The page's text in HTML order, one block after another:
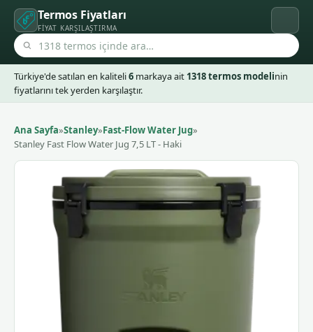
Termos Fiyatları
FIYAT KARŞILAŞTIRMA
Türkiye'de satılan en kaliteli6 markaya ait 1318 termos modelinin
fiyatlarını tek yerden karşılaştır.
Ana Sayfa»Stanley»Fast-Flow Water Jug»
Stanley Fast Flow Water Jug 7,5 LT - Haki